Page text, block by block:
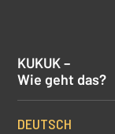
KUKUK –
Wie geht das?
DEUTSCH